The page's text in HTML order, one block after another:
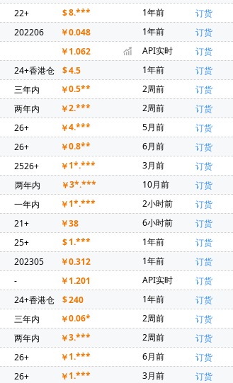
Nsiway(纳芯威)(1) xysemi(赛芯微)(1)
BRIGHTEK(弘凯光电)(1) Magn Tek(麦歌恩)(1)
BUSSMANN(巴斯曼)(1)
22+ $8.*** 1年前 订货
202206 ￥0.048 1年前 订货
￥1.062 API实时 订货
24+香港仓 $4.5 1年前 订货
三年内 ￥0.5** 2周前 订货
两年内 ￥2.*** 2周前 订货
26+ ￥4.*** 5月前 订货
26+ ￥0.8** 6月前 订货
2526+ ￥1*.*** 3月前 订货
两年内 ￥3*.*** 10月前 订货
一年内 ￥1*.*** 2小时前 订货
21+ ￥38 6小时前 订货
25+ $1.*** 1年前 订货
202305 ￥0.312 1年前 订货
- ￥1.201 API实时 订货
24+香港仓 $240 1年前 订货
三年内 ￥0.06* 2周前 订货
两年内 ￥3.*** 2周前 订货
26+ ￥1.*** 6月前 订货
26+ ￥1.*** 3月前 订货